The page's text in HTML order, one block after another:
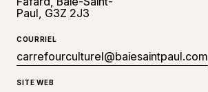
Paul, G3Z 2J3
COURRIEL
carrefourculturel@baiesaintpaul.com
SITE WEB